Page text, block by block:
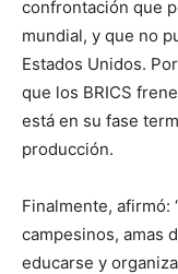
confrontación que
mundial, y que no
Estados Unidos.
que los BRICS
está en su fase
producción.
Finalmente, afirmó:
campesinos, amas
educarse y